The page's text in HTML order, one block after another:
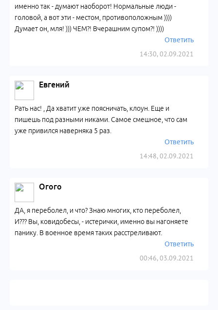
14:30, 02.09.2021
именно так - думают наоборот! Нормальные люди -
головой, а вот эти - местом, противоположным ))))
Думает он, мля! ))) ЧЕМ?! Вчерашним супом?! ))))
Ответить
Евгений
14:48, 02.09.2021
Рать нас! , Да хватит уже поясничать, клоун. Еще и
пишешь под разными никами. Самое смешное, что сам
уже привился наверняка 5 раз.
Ответить
Огого
00:46, 03.09.2021
ДА, я переболел, и что? Знаю многих, кто переболел,
И??? Вы, ковидобесы, - истерички, именно вы нагоняете
панику. В военное время таких расстреливают.
Ответить